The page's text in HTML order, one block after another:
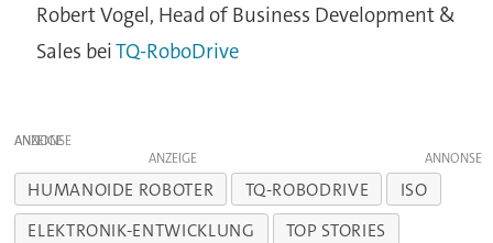
Robert Vogel, Head of Business Development &
Sales beiTQ-RoboDrive
ANZEIGE
ANZEIGE
HUMANOIDE ROBOTER TQ-ROBODRIVE
ISO
ELEKTRONIK-ENTWICKLUNG
TOP STORIES